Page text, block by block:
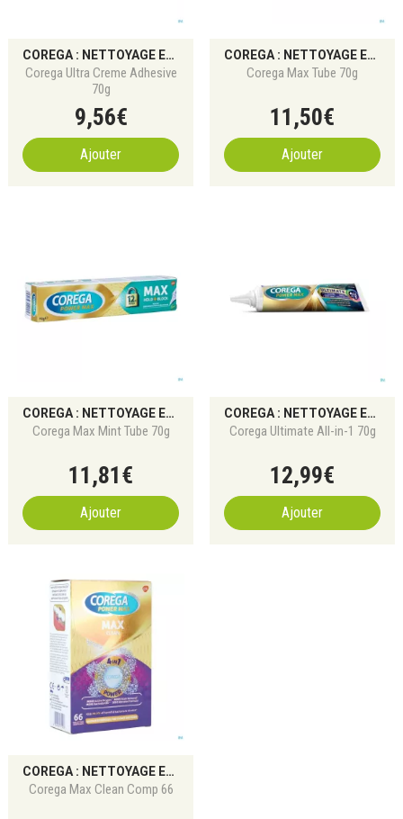
COREGA : NETTOYAGE ET FIXATION DES PROTHÈSES DENTAIRES
Corega Ultra Creme Adhesive
70g
9,56€
Ajouter
COREGA : NETTOYAGE ET FIXATION DES PROTHÈSES DENTAIRES
Corega Max Tube 70g
11 ,50€
Ajouter
COREGA : NETTOYAGE ET FIXATION DES PROTHÈSES DENTAIRES
Corega Max Mint Tube 70g
11 ,81€
Ajouter
COREGA : NETTOYAGE ET FIXATION DES PROTHÈSES DENTAIRES
Corega Ultimate All-in-1 70g
12,99€
Ajouter
COREGA : NETTOYAGE ET FIXATION DES PROTHÈSES DENTAIRES
Corega Max Clean Comp 66